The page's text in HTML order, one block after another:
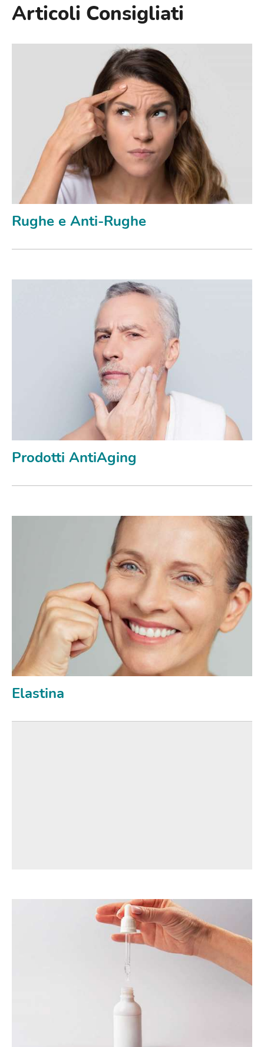
Articoli Consigliati
Rughe e Anti-Rughe
Prodotti AntiAging
Elastina